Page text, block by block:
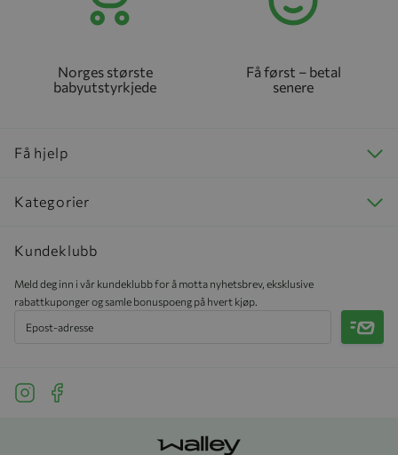
Norges største
babyutstyrkjede
Få først – betal
senere
Få hjelp
Kategorier
Kundeklubb
Meld deg inn i vår kundeklubb for å motta nyhetsbrev, eksklusive
rabattkuponger og samle bonuspoeng på hvert kjøp.
Meld
See our Instagram
See our Facebook